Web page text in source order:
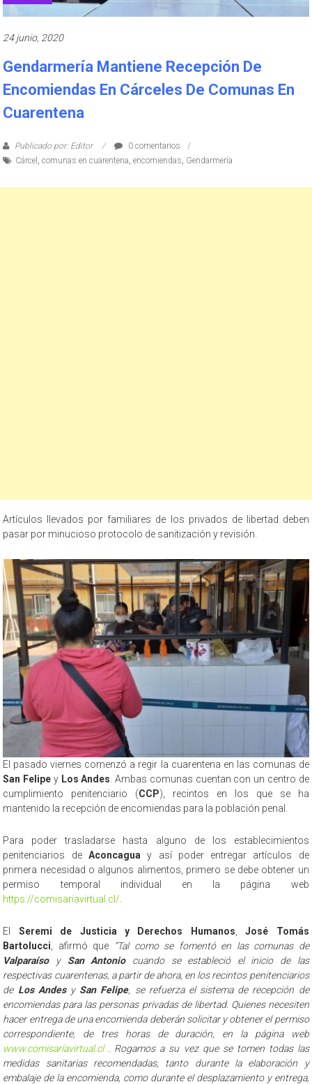
24 junio, 2020
Gendarmería Mantiene Recepción De
Encomiendas En Cárceles De Comunas En
Cuarentena
Publicado por: Editor
0 comentarios
Cárcel
,comunas en cuarentena ,encomiendas Gendarmería
Artículos llevados por familiares de los privados de libertad deben
pasar por minucioso protocolo de sanitización y revisión.
El pasado viernes comenzó a regir la cuarentena en las comunas de
San Felipe y Los Andes . Ambas comunas cuentan con un centro de
cumplimiento penitenciario (CCP), recintos en los que se ha
mantenido la recepción de encomiendas para la población penal.
Para poder trasladarse hasta alguno de los establecimientos
penitenciarios de Aconcagua y así poder entregar artículos de
primera necesidad o algunos alimentos, primero se debe obtener un
permiso temporal individual en la página web
https://comisariavirtual.cl/
El Seremi de Justicia y Derechos Humanos ,José Tomás
Bartolucci , afirmó que
“Tal como se fomentó en las comunas de
Valparaísoy San Antoniocuando se estableció el inicio de las
respectivas cuarentenas, a partir de ahora, en los recintos penitenciarios
de Los Andesy San Felipe, se refuerza el sistema de recepción de
encomiendas para las personas privadas de libertad. Quienes necesiten
hacer entrega de una encomienda deberán solicitar y obtener el permiso
correspondiente, de tres horas de duración, en la página web
www.comisaríavirtual.cl. Rogamos a su vez que se tomen todas las
medidas sanitarias recomendadas, tanto durante la elaboración y
embalaje de la encomienda, como durante el desplazamiento y entrega,